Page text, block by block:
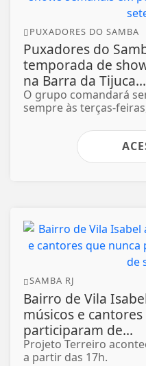
PUXADORES DO SAMBA
Puxadores do
temporada de
na Barra da Tijuca...
O grupo comandará
sempre às terças-
SAMBA RJ
Bairro de Vila
músicos e
participaram de...
Projeto Terreiro
a partir das 17h.